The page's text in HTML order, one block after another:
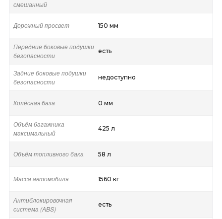
смешанный
Дорожный просвет 150 мм
Передние боковые подушки
безопасности
есть
Задние боковые подушки
безопасности
недоступно
Колёсная база 0 мм
Объём багажника
максимальный
425 л
Объём топливного бака 58 л
Масса автомобиля 1560 кг
Антиблокировочная
система (ABS)
есть